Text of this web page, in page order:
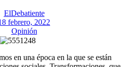
ElDebatiente
febrero, 2022
Opinión
en una época en la que se están